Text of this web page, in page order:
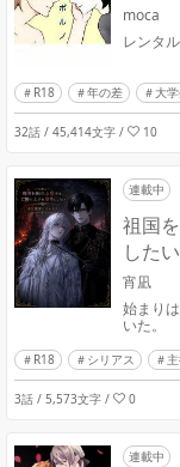
moca
レンタ
R18 年の差 大
32話 / 45,414文字 / 10
連載中
祖国
した
宵凪
始まり
いた。
R18 シリアス
3話 / 5,573文字 / 0
連載中